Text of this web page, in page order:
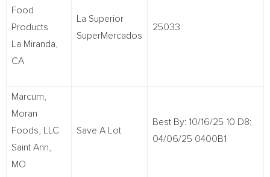
Food
Products
La Miranda,
CA
La Superior
SuperMercados
25033
Marcum,
Moran
Foods, LLC
Saint Ann,
MO
Save A Lot
Best By: 10/16/25 10 D8;
04/06/25 0400B1